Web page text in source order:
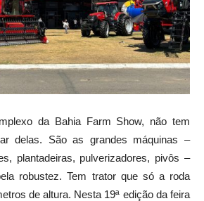
da Bahia Farm Show, não tem
delas. São as grandes máquinas –
plantadeiras, pulverizadores, pivôs –
robustez. Tem trator que só a roda
de altura. Nesta 19ª edição da feira